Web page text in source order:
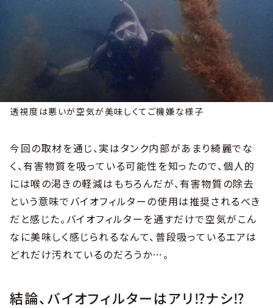
透視度は悪いが空気が美味しくてご機嫌な様子
今回の取材を通じ、実はタンク内部があまり綺麗でな
く、有害物質を吸っている可能性を知ったので、個人的
には喉の渇きの軽減はもちろんだが、有害物質の除去
という意味でバイオフィルターの使用は推奨されるべき
だと感じた。バイオフィルターを通すだけで空気がこん
なに美味しく感じられるなんて、普段吸っているエアは
どれだけ汚れているのだろうか…。
結論、バイオフィルターはアリ⁉ナシ⁉